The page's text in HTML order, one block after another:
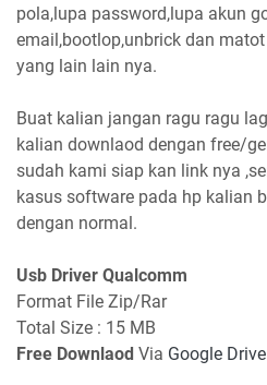
pola,lupa password,lupa akun
email,bootlop,unbrick dan
yang lain lain nya.
Buat kalian jangan ragu ragu
kalian downlaod dengan free/
sudah kami siap kan link nya
kasus software pada hp kalian
dengan normal.
Usb Driver Qualcomm
Format File Zip/Rar
Total Size : 15 MB
Free Downlaod Via Google Drive